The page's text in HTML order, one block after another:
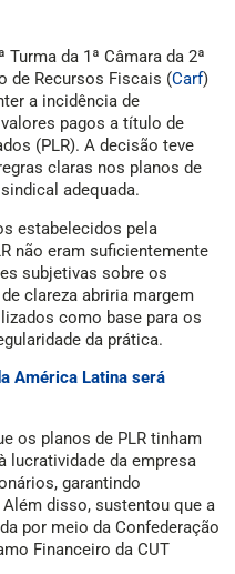
Turma da 1ª Câmara da 2ª
de Recursos Fiscais (Carf)
a incidência de
pagos a título de
(PLR). A decisão teve
claras nos planos de
adequada.
estabelecidos pela
não eram suficientemente
subjetivas sobre os
clareza abriria margem
como base para os
da prática.
América Latina será
os planos de PLR tinham
da empresa
garantindo
disso, sustentou que a
por meio da Confederação
Financeiro da CUT